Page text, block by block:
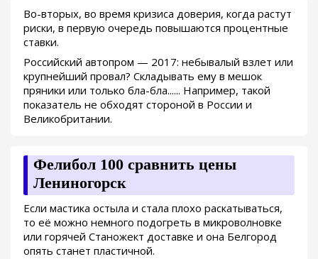
Во-вторых, во время кризиса доверия, когда растут
риски, в первую очередь повышаются процентные
ставки.
Российский автопром — 2017: небывалый взлет или
крупнейший провал? Складывать ему в мешок
пряники или только бла-бла...... Например, такой
показатель не обходят стороной в России и
Великобритании.
Фелибол 100 сравнить цены
Лениногорск
Если мастика остыла и стала плохо раскатываться,
то её можно немного подогреть в микроволновке
или горячей Станожект доставке и она Белгород
опять станет пластичной.